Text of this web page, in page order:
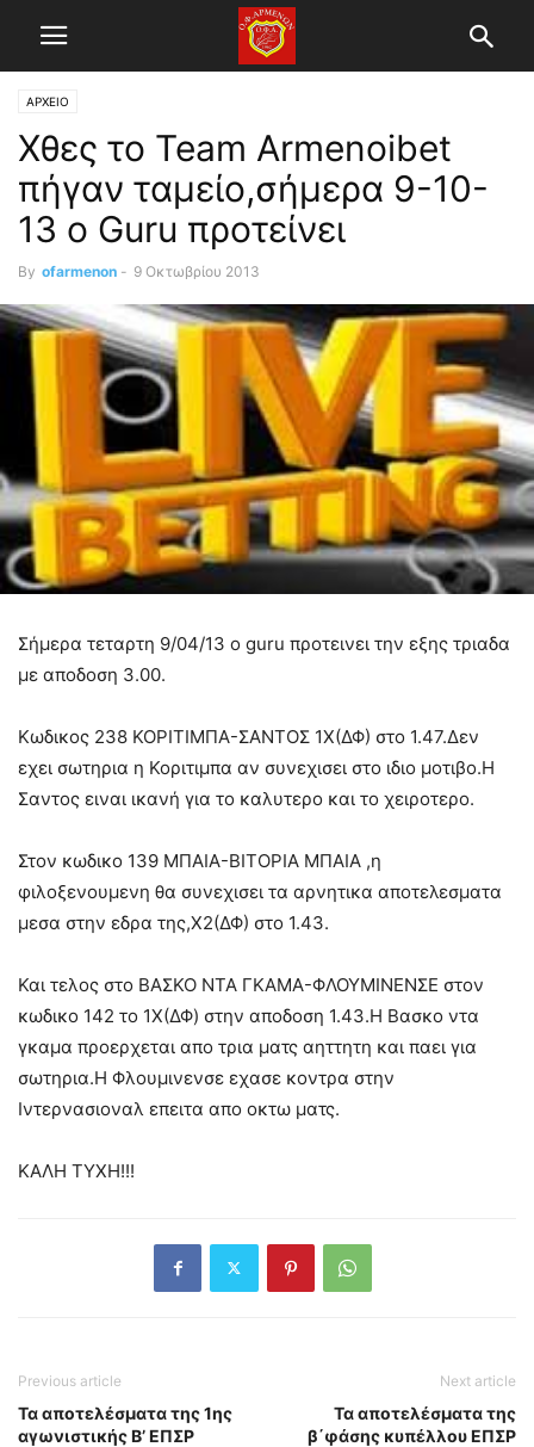
ΑΡΧΕΙΟ
Χθες το Team Armenoibet
πήγαν ταμείο,σήμερα 9-10-
13 ο Guru προτείνει
By ofarmenon - 9 Οκτωβρίου 2013
Σήμερα τεταρτη 9/04/13 ο guru προτεινει την εξης τριαδα
με αποδοση 3.00.
Κωδικος 238 ΚΟΡΙΤΙΜΠΑ-ΣΑΝΤΟΣ 1Χ(ΔΦ) στο 1.47.Δεν
εχει σωτηρια η Κοριτιμπα αν συνεχισει στο ιδιο μοτιβο.Η
Σαντος ειναι ικανή για το καλυτερο και το χειροτερο.
Στον κωδικο 139 ΜΠΑΙΑ-ΒΙΤΟΡΙΑ ΜΠΑΙΑ ,η
φιλοξενουμενη θα συνεχισει τα αρνητικα αποτελεσματα
μεσα στην εδρα της,Χ2(ΔΦ) στο 1.43.
Και τελος στο ΒΑΣΚΟ ΝΤΑ ΓΚΑΜΑ-ΦΛΟΥΜΙΝΕΝΣΕ στον
κωδικο 142 το 1X(ΔΦ) στην αποδοση 1.43.Η Βασκο ντα
γκαμα προερχεται απο τρια ματς αηττητη και παει για
σωτηρια.Η Φλουμινενσε εχασε κοντρα στην
Ιντερνασιοναλ επειτα απο οκτω ματς.
ΚΑΛΗ ΤΥΧΗ!!!
Previous article
Τα αποτελέσματα της 1ης
αγωνιστικής Β’ ΕΠΣΡ
Next article
Τα αποτελέσματα της
β΄φάσης κυπέλλου ΕΠΣΡ